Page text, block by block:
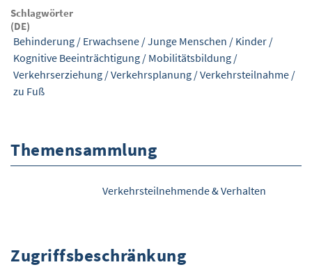
Schlagwörter
(DE)
Behinderung / Erwachsene /Junge Menschen / Kinder /
Kognitive Beeinträchtigung / Mobilitätsbildung /
Verkehrserziehung /Verkehrsplanung /Verkehrsteilnahme /
zu Fuß
Themensammlung
Verkehrsteilnehmende & Verhalten
Zugriffsbeschränkung